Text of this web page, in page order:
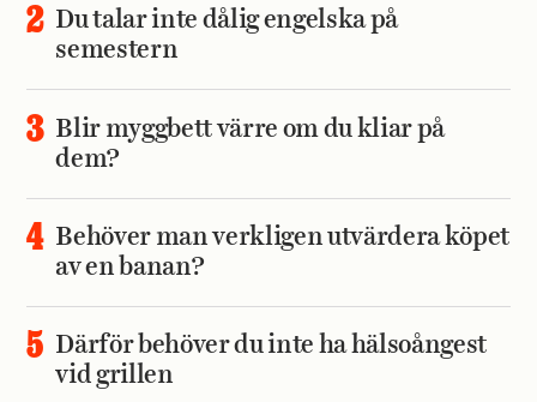
Du talar inte dålig engelska på
semestern
Blir myggbett värre om du kliar på
dem?
Behöver man verkligen utvärdera köpet
av en banan?
Därför behöver du inte ha hälsoångest
vid grillen